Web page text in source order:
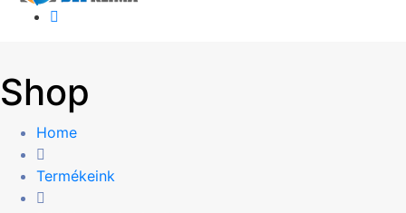
Shop
Home
Termékeink